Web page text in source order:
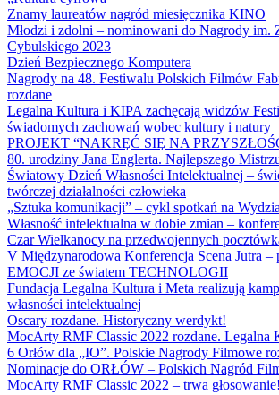
Znamy laureatów nagród miesięcznika KINO
Młodzi i zdolni – nominowani do Nagrody im.
Cybulskiego 2023
Dzień Bezpiecznego Komputera
Nagrody na 48. Festiwalu Polskich Filmów
rozdane
Legalna Kultura i KIPA zachęcają widzów
świadomych zachowań wobec kultury i natury
PROJEKT “NAKRĘĆ SIĘ NA
80. urodziny Jana Englerta. Najlepszego
Światowy Dzień Własności Intelektualnej –
twórczej działalności człowieka
„Sztuka komunikacji” – cykl spotkań na
Własność intelektualna w dobie zmian –
Czar Wielkanocy na przedwojennych
V Międzynarodowa Konferencja Scena Jutra –
EMOCJI ze światem TECHNOLOGII
Fundacja Legalna Kultura i Meta realizują
własności intelektualnej
Oscary rozdane. Historyczny werdykt!
MocArty RMF Classic 2022 rozdane. Legalna
6 Orłów dla „IO”. Polskie Nagrody Filmowe
Nominacje do ORŁÓW – Polskich Nagród
MocArty RMF Classic 2022 – trwa głosowanie!